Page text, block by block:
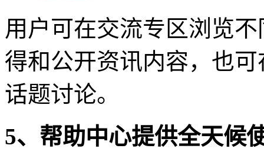
用户可在交流专区浏览
得和公开资讯内容，也
话题讨论。
5、帮助中心提供全天候